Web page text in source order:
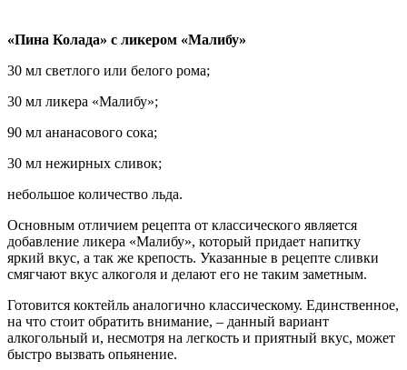
«Пина Колада» с ликером «Малибу»
30 мл светлого или белого рома;
30 мл ликера «Малибу»;
90 мл ананасового сока;
30 мл нежирных сливок;
небольшое количество льда.
Основным отличием рецепта от классического является
добавление ликера «Малибу», который придает напитку
яркий вкус, а так же крепость. Указанные в рецепте сливки
смягчают вкус алкоголя и делают его не таким заметным.
Готовится коктейль аналогично классическому. Единственное,
на что стоит обратить внимание, – данный вариант
алкогольный и, несмотря на легкость и приятный вкус, может
быстро вызвать опьянение.